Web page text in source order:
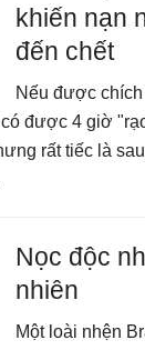
khiến nạn
đến chết
Nếu được
được 4 giờ
rất tiếc là
Nọc độc
nhiên
Một loài nhện